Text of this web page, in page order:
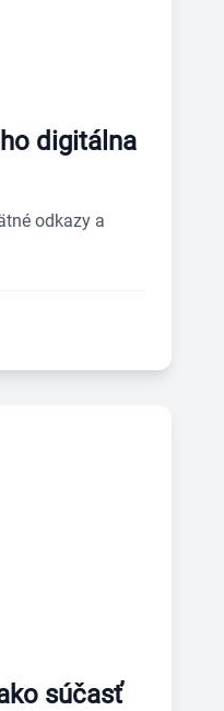
digitálna
odkazy a
súčasť